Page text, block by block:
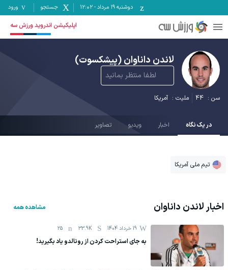
دوشنبه ۱۹ مرداد -
12:02 جستجو ورود
اپلیکیشن اندروید ورزش سه
لاندن داناوان(پیشکسوت)
لطفا منتظر بمانید
سن : 44 ملیت : آمریکا
در یک نگاه اخبار ویدیو تصاویر
تیم ملی آمریکا
اخبارلاندن داناوان مشاهده همه
19 خرداد 1404 33.9K
25
به جای استراحت کردن از رونالدو یاد بگیرید!